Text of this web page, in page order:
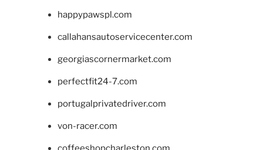
happypawspl.com
callahansautoservicecenter.com
georgiascornermarket.com
perfectfit24-7.com
portugalprivatedriver.com
von-racer.com